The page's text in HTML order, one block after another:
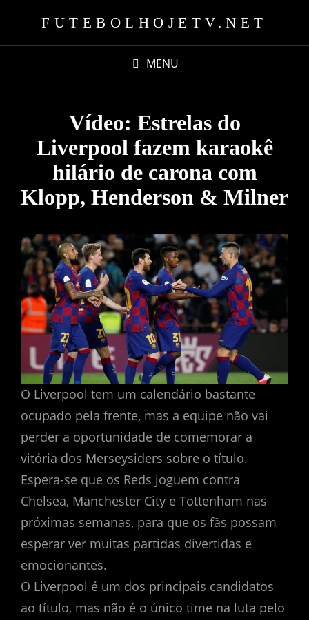
FUTEBOLHOJETV.NET
MENU
Vídeo: Estrelas do
Liverpool fazem karaokê
hilário de carona com
Klopp, Henderson & Milner
O Liverpool tem um calendário bastante
ocupado pela frente, mas a equipe não vai
perder a oportunidade de comemorar a
vitória dos Merseysiders sobre o título.
Espera-se que os Reds joguem contra
Chelsea, Manchester City e Tottenham nas
próximas semanas, para que os fãs possam
esperar ver muitas partidas divertidas e
emocionantes.
O Liverpool é um dos principais candidatos
ao título, mas não é o único time na luta pelo